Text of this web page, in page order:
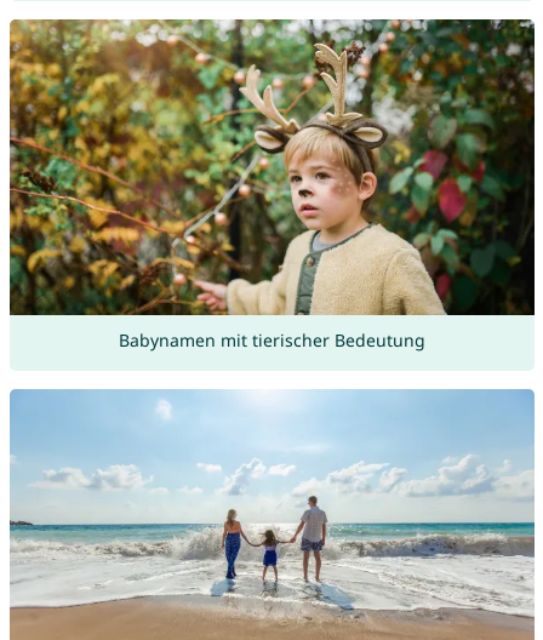
Babynamen mit tierischer Bedeutung